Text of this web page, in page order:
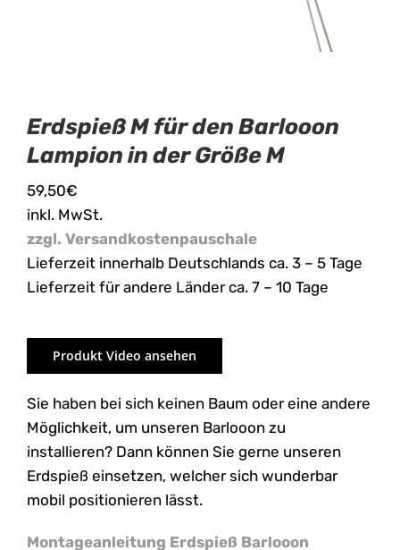
Erdspieß M für den Barlooon
Lampion in der Größe M
59,50€
inkl. MwSt.
zzgl. Versandkostenpauschale
Lieferzeit innerhalb Deutschlands ca. 3 – 5 Tage
Lieferzeit für andere Länder ca. 7 – 10 Tage
Produkt Video ansehen
Sie haben bei sich keinen Baum oder eine andere
Möglichkeit, um unseren Barlooon zu
installieren? Dann können Sie gerne unseren
Erdspieß einsetzen, welcher sich wunderbar
mobil positionieren lässt.
Montageanleitung Erdspieß Barlooon